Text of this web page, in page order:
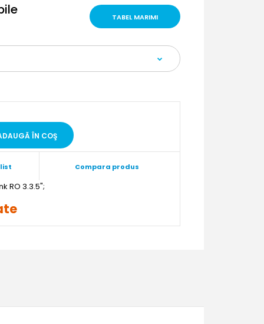
TABEL MARIMI
Compara produs
";